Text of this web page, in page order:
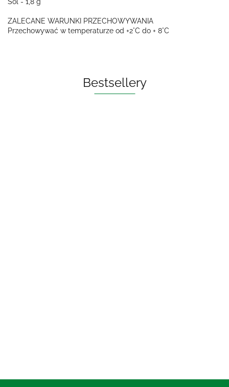
ZALECANE WARUNKI PRZECHOWYWANIA
Przechowywać w temperaturze od +2°C do + 8°C
Bestsellery